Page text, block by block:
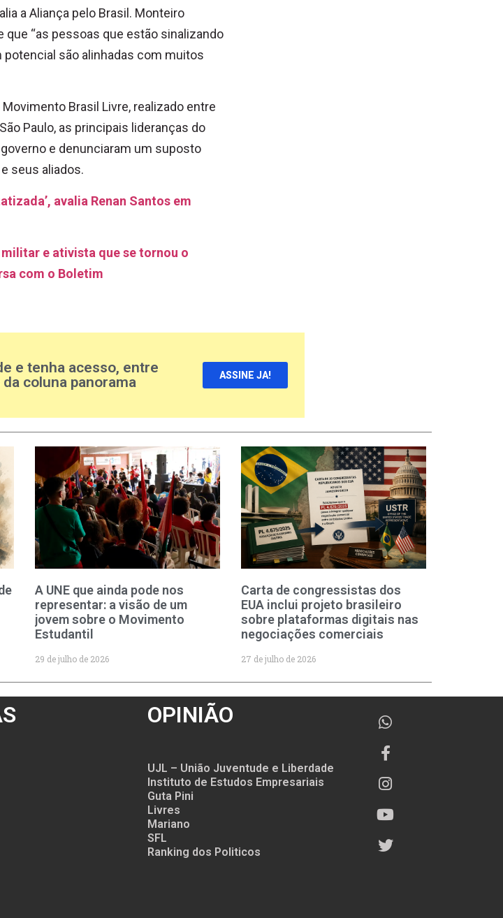
a Aliança pelo Brasil. Monteiro
que “as pessoas que estão sinalizando
são alinhadas com muitos
Brasil Livre, realizado entre
Paulo, as principais lideranças do
e denunciaram um suposto
seus aliados.
avalia Renan Santos em
e ativista que se tornou o
com o Boletim
e tenha acesso, entre
coluna panorama
ASSINE JA!
A UNE que ainda pode nos
representar: a visão de um
jovem sobre o Movimento
Estudantil
29 de julho de 2026
Carta de congressistas dos
EUA inclui projeto brasileiro
sobre plataformas digitais nas
negociações comerciais
27 de julho de 2026
OPINIÃO
UJL – União Juventude e Liberdade
Instituto de Estudos Empresariais
Guta Pini
Livres
Mariano
SFL
Ranking dos Politicos